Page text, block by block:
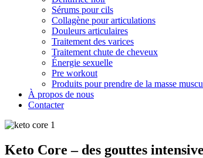
Sérums pour cils
Collagène pour articulations
Douleurs articulaires
Traitement des varices
Traitement chute de cheveux
Énergie sexuelle
Pre workout
Produits pour prendre de la masse
À propos de nous
Contacter
Keto Core – des gouttes